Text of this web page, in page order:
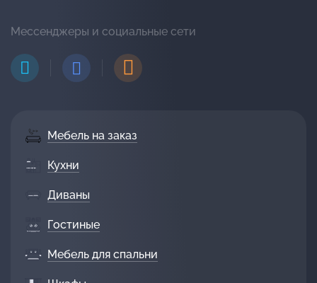
Мебель на заказ
Кухни
Диваны
Гостиные
Мебель для спальни
Мессенджеры и социальные сети